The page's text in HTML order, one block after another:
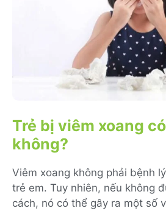
Trẻ bị viêm xoang
không?
Viêm xoang không phải bệnh
trẻ em. Tuy nhiên, nếu không
cách, nó có thể gây ra một số